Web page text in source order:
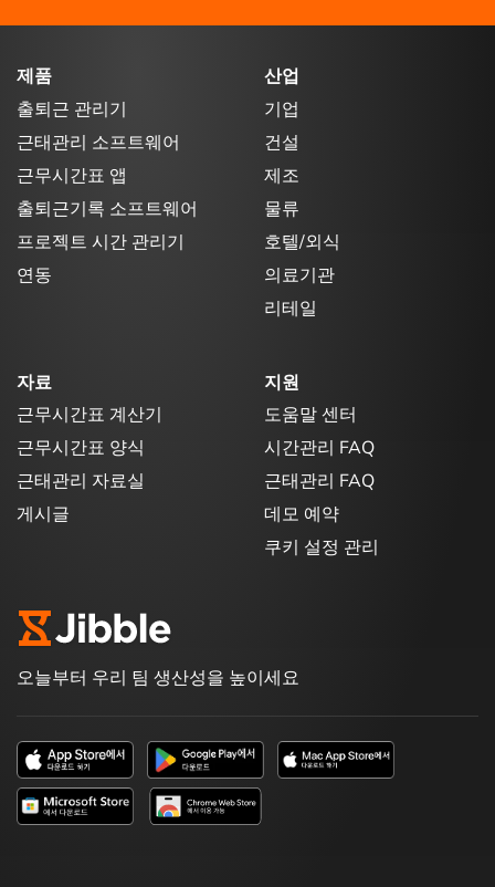
제품
출퇴근 관리기
근태관리 소프트웨어
근무시간표 앱
출퇴근기록 소프트웨어
프로젝트 시간 관리기
연동
산업
기업
건설
제조
물류
호텔/외식
의료기관
리테일
자료
근무시간표 계산기
근무시간표 양식
근태관리 자료실
게시글
지원
도움말 센터
시간관리 FAQ
근태관리 FAQ
데모 예약
쿠키 설정 관리
오늘부터 우리 팀 생산성을 높이세요